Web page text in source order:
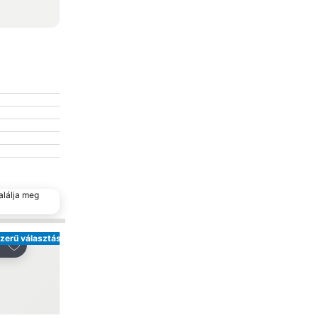
meg
választás
Hozzáadás a kedvencekhez